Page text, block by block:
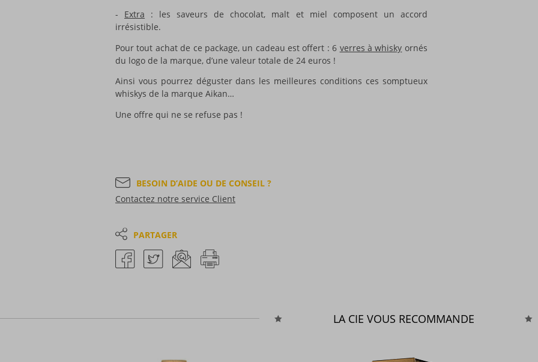
- Extra : les saveurs de chocolat, malt et miel composent un accord
irrésistible.
Pour tout achat de ce package, un cadeau est offert : 6 verres à whisky ornés
du logo de la marque, d’une valeur totale de 24 euros !
Ainsi vous pourrez déguster dans les meilleures conditions ces somptueux
whiskys de la marque Aikan…
Une offre qui ne se refuse pas !
BESOIN D’AIDE OU DE CONSEIL ?
Contactez notre service Client
PARTAGER
LA CIE VOUS RECOMMANDE